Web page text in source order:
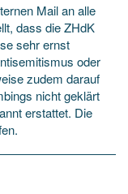
Mail an alle
dass die ZHdK
sehr ernst
oder
zudem darauf
nicht geklärt
erstattet. Die